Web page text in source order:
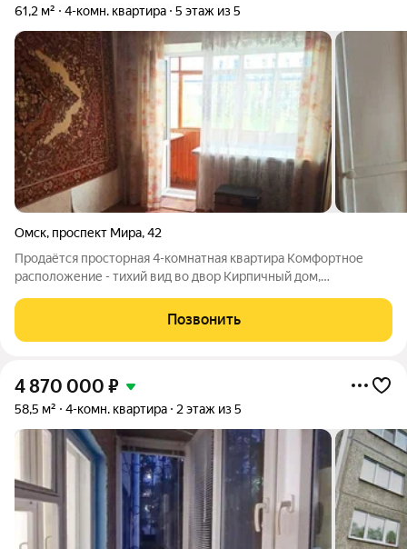
61,2 м² 4-комн. квартира 5 этаж из 5
Омск, проспект Мира,42
Продаётся просторная 4-комнатная квартира Комфортное
расположение - тихий вид во двор Кирпичный дом,
мебель Чистая продажа. Один совершеннолетний
собственник. Никто не прописан Звоните.
Позвонить
4 870 000 ₽
58,5 м² 4-комн. квартира 2 этаж из 5